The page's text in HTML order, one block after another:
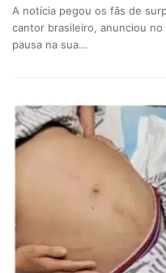
A notícia pegou os fãs de
cantor brasileiro, anunciou
pausa na sua…